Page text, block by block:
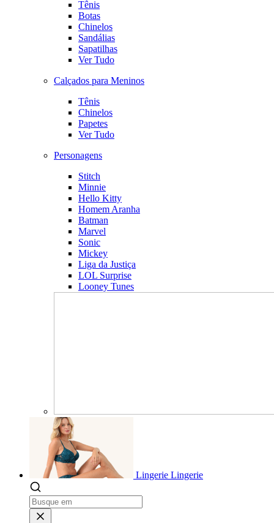
Tênis
Botas
Chinelos
Sandálias
Sapatilhas
Ver Tudo
Calçados para Meninos
Tênis
Chinelos
Papetes
Ver Tudo
Personagens
Stitch
Minnie
Hello Kitty
Homem Aranha
Batman
Marvel
Sonic
Mickey
Liga da Justiça
LOL Surprise
Looney Tunes
Lingerie Lingerie